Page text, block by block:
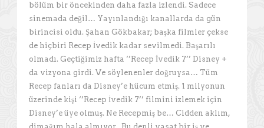
bölüm bir öncekinden daha fazla izlendi. Sadece
sinemada değil… Yayınlandığı kanallarda da gün
birincisi oldu. Şahan Gökbakar; başka filmler çekse
de hiçbiri Recep İvedik kadar sevilmedi. Başarılı
olmadı. Geçtiğimiz hafta ‘’Recep İvedik 7’’ Disney +
da vizyona girdi. Ve söylenenler doğruysa… Tüm
Recep fanları da Disney’e hücum etmiş. 1 milyonun
üzerinde kişi ‘’Recep İvedik 7’’ filmini izlemek için
Disney’e üye olmuş. Ne Recepmiş be… Cidden aklım,